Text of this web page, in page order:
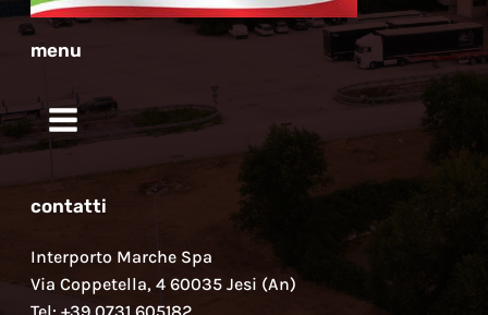
menu
contatti
Interporto Marche Spa
Via Coppetella, 4 60035 Jesi (An)